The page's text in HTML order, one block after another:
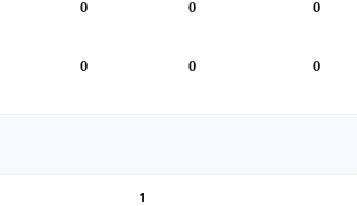
0
0
0
0
0
0
1